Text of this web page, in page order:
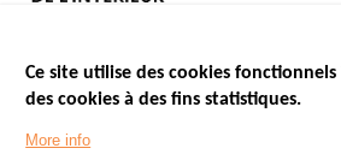
Menu
Footer
LES SITES PUBLICS
Ce site utilise des cookies
des cookies à des fins statistiques.
More info